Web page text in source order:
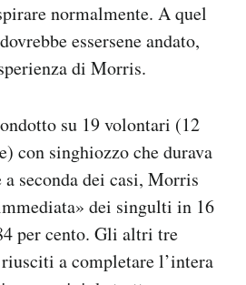
normalmente. A quel
essersene andato,
di Morris.
su 19 volontari (12
con singhiozzo che durava
seconda dei casi, Morris
dei singulti in 16
per cento. Gli altri tre
a completare l’intera